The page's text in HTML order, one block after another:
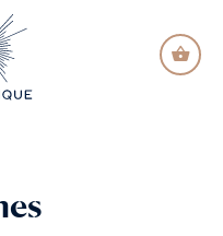
CONTENT